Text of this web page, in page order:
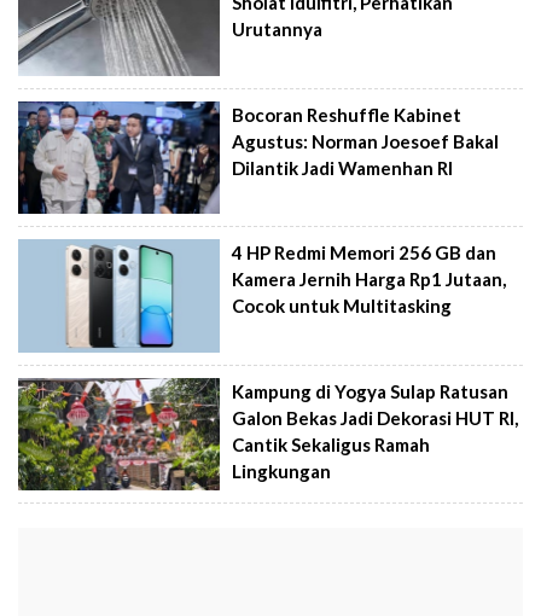
Urutannya
Bocoran Reshuffle Kabinet
Agustus: Norman Joesoef Bakal
Dilantik Jadi Wamenhan RI
4 HP Redmi Memori 256 GB dan
Kamera Jernih Harga Rp1 Jutaan,
Cocok untuk Multitasking
Kampung di Yogya Sulap Ratusan
Galon Bekas Jadi Dekorasi HUT RI,
Cantik Sekaligus Ramah
Lingkungan